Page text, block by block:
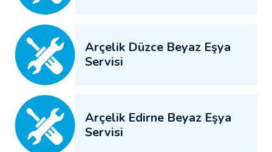
Arçelik Düzce Beyaz Eşya
Servisi
Arçelik Edirne Beyaz Eşya
Servisi